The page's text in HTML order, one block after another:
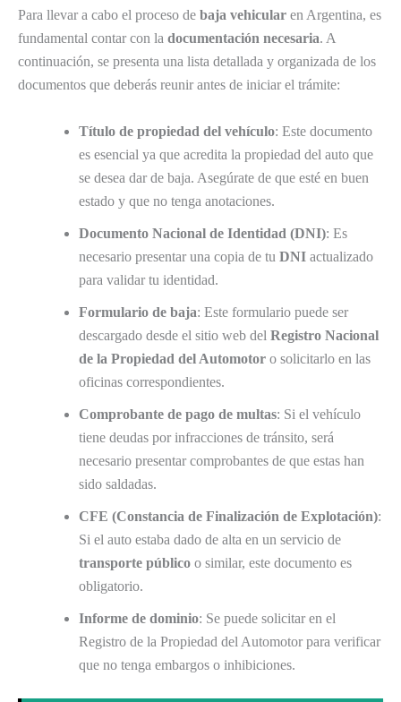
Para llevar a cabo el proceso de baja vehicular en Argentina, es
fundamental contar con la documentación necesaria. A
continuación, se presenta una lista detallada y organizada de los
documentos que deberás reunir antes de iniciar el trámite:
Título de propiedad del vehículo: Este documento
es esencial ya que acredita la propiedad del auto que
se desea dar de baja. Asegúrate de que esté en buen
estado y que no tenga anotaciones.
Documento Nacional de Identidad (DNI): Es
necesario presentar una copia de tu DNI actualizado
para validar tu identidad.
Formulario de baja: Este formulario puede ser
descargado desde el sitio web del Registro Nacional
de la Propiedad del Automotor o solicitarlo en las
oficinas correspondientes.
Comprobante de pago de multas: Si el vehículo
tiene deudas por infracciones de tránsito, será
necesario presentar comprobantes de que estas han
sido saldadas.
CFE (Constancia de Finalización de Explotación):
Si el auto estaba dado de alta en un servicio de
transporte público o similar, este documento es
obligatorio.
Informe de dominio: Se puede solicitar en el
Registro de la Propiedad del Automotor para verificar
que no tenga embargos o inhibiciones.